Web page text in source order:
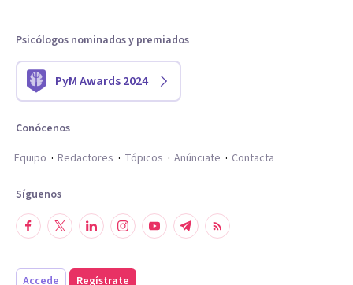
Psicólogos nominados y premiados
PyM Awards 2024
Conócenos
Equipo
Redactores Tópicos Anúnciate Contacta
Síguenos
Accede Regístrate